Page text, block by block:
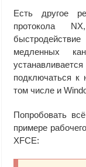
Есть другое
протокола
медленных
подключаться
том числе и
Попробовать
примере
XFCE: